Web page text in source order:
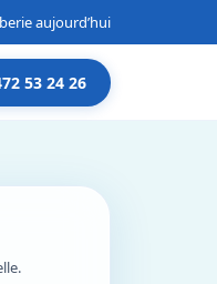
aujourd’hui
53 24 26